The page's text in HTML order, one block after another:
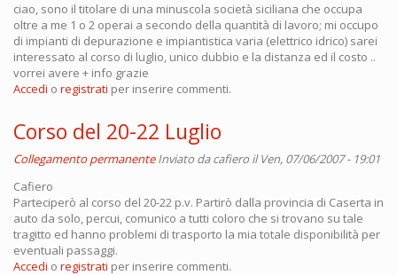
ciao, sono il titolare di una minuscola società siciliana che occupa
oltre a me 1 o 2 operai a secondo della quantità di lavoro; mi occupo
di impianti di depurazione e impiantistica varia (elettrico idrico) sarei
interessato al corso di luglio, unico dubbio e la distanza ed il costo ..
vorrei avere + info grazie
Accedi o registrati per inserire commenti.
Corso del 20-22 Luglio
Collegamento permanente Inviato dacafiero il Ven, 07/06/2007 - 19:01
Cafiero
Parteciperò al corso del 20-22 p.v. Partirò dalla provincia di Caserta in
auto da solo, percui, comunico a tutti coloro che si trovano su tale
tragitto ed hanno problemi di trasporto la mia totale disponibilità per
eventuali passaggi.
Accedi o registrati per inserire commenti.